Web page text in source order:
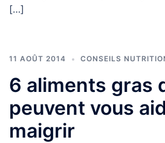
[…]
11 AOÛT 2014 CONSEILS
6 aliments gras
peuvent vous
maigrir